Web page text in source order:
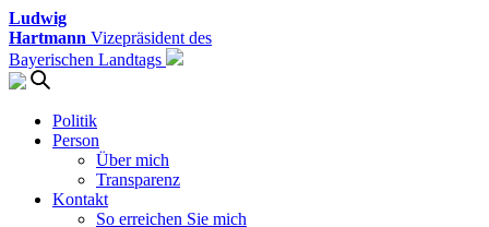
Ludwig
Hartmann Vizepräsident des
Bayerischen Landtags
Politik
Person
Über mich
Transparenz
Kontakt
So erreichen Sie mich